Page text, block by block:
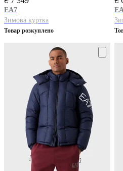
EA7
Зимова куртка
Товар розкуплено